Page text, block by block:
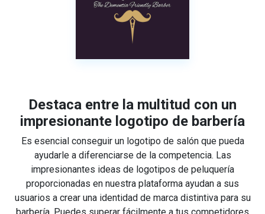
Destaca entre la multitud con un
impresionante logotipo de barbería
Es esencial conseguir un logotipo de salón que pueda
ayudarle a diferenciarse de la competencia. Las
impresionantes ideas de logotipos de peluquería
proporcionadas en nuestra plataforma ayudan a sus
usuarios a crear una identidad de marca distintiva para su